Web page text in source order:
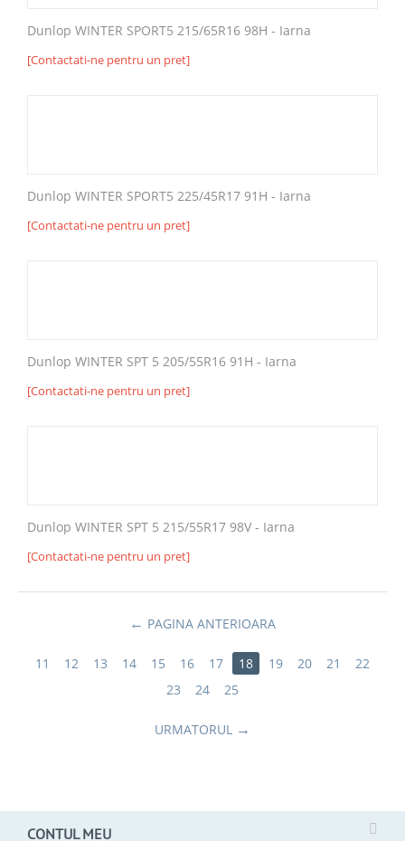
Dunlop WINTER SPORT5 215/65R16 98H - Iarna
[Contactati-ne pentru un pret]
Dunlop WINTER SPORT5 225/45R17 91H - Iarna
[Contactati-ne pentru un pret]
Dunlop WINTER SPT 5 205/55R16 91H - Iarna
[Contactati-ne pentru un pret]
Dunlop WINTER SPT 5 215/55R17 98V - Iarna
[Contactati-ne pentru un pret]
PAGINA ANTERIOARA
11 12 13 14 15 16 17 18 19 20 21
22
23
24 25
URMATORUL
CONTUL MEU